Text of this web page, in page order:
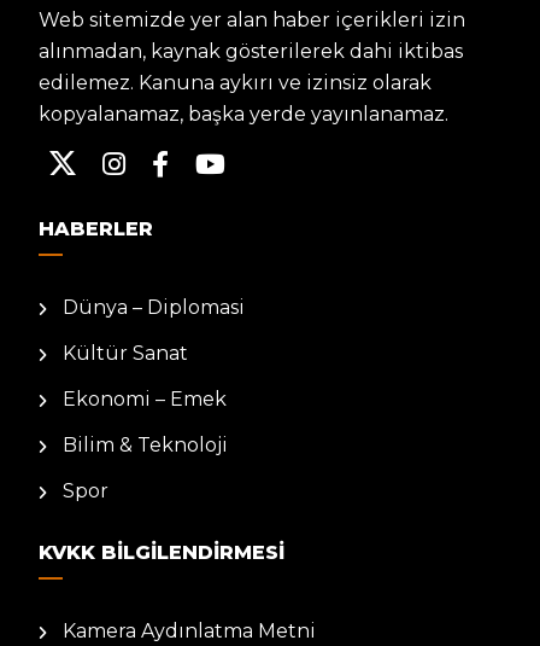
Web sitemizde yer alan haber içerikleri izin
alınmadan, kaynak gösterilerek dahi iktibas
edilemez. Kanuna aykırı ve izinsiz olarak
kopyalanamaz, başka yerde yayınlanamaz.
HABERLER
Dünya – Diplomasi
Kültür Sanat
Ekonomi – Emek
Bilim & Teknoloji
Spor
KVKK BILGILENDIRMESI
Kamera Aydınlatma Metni